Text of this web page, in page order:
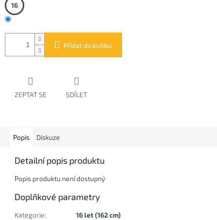
16
Přidat do košíku
ZEPTAT SE SDÍLET
Popis Diskuze
Detailní popis produktu
Popis produktu není dostupný
Doplňkové parametry
Kategorie:
16 let (162 cm)